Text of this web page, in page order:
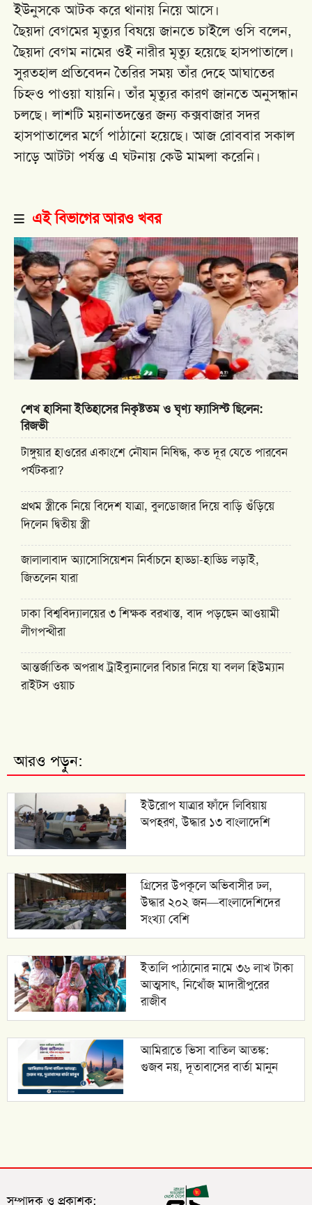
ইউনুসকে আটক করে থানায় নিয়ে আসে।
ছৈয়দা বেগমের মৃত্যুর বিষয়ে জানতে চাইলে ওসি বলেন,
ছৈয়দা বেগম নামের ওই নারীর মৃত্যু হয়েছে হাসপাতালে।
সুরতহাল প্রতিবেদন তৈরির সময় তাঁর দেহে আঘাতের
চিহ্নও পাওয়া যায়নি। তাঁর মৃত্যুর কারণ জানতে অনুসন্ধান
চলছে। লাশটি ময়নাতদন্তের জন্য কক্সবাজার সদর
হাসপাতালের মর্গে পাঠানো হয়েছে। আজ রোববার সকাল
সাড়ে আটটা পর্যন্ত এ ঘটনায় কেউ মামলা করেনি।
এই বিভাগের আরও খবর
শেখ হাসিনা ইতিহাসের নিকৃষ্টতম ও ঘৃণ্য ফ্যাসিস্ট ছিলেন:
রিজভী
টাঙ্গুয়ার হাওরের একাংশে নৌযান নিষিদ্ধ, কত দূর যেতে পারবেন
পর্যটকরা?
প্রথম স্ত্রীকে নিয়ে বিদেশ যাত্রা, বুলডোজার দিয়ে বাড়ি গুঁড়িয়ে
দিলেন দ্বিতীয় স্ত্রী
জালালাবাদ অ্যাসোসিয়েশন নির্বাচনে হাড্ডা-হাড্ডি লড়াই,
জিতলেন যারা
ঢাকা বিশ্ববিদ্যালয়ের ৩ শিক্ষক বরখাস্ত, বাদ পড়ছেন আওয়ামী
লীগপন্থীরা
আন্তর্জাতিক অপরাধ ট্রাইব্যুনালের বিচার নিয়ে যা বলল হিউম্যান
রাইটস ওয়াচ
আরও পড়ুন:
ইউরোপ যাত্রার ফাঁদে লিবিয়ায়
অপহরণ, উদ্ধার ১৩ বাংলাদেশি
গ্রিসের উপকূলে অভিবাসীর ঢল,
উদ্ধার ২০২ জন—বাংলাদেশিদের
সংখ্যা বেশি
ইতালি পাঠানোর নামে ৩৬ লাখ টাকা
আত্মসাৎ, নিখোঁজ মাদারীপুরের
রাজীব
আমিরাতে ভিসা বাতিল আতঙ্ক:
গুজব নয়, দূতাবাসের বার্তা মানুন
সম্পাদক ও প্রকাশক: